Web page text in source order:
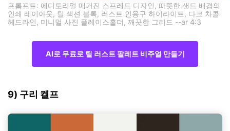
프롬프트: 에디토리얼 매거진 스프레드 디자인, 따뜻한 샌드 배경의
인쇄 레이아웃, 틸 섹션 블록, 러스트 인용구 하이라이트, 다크 차콜
헤드라인, 미니멀 사진 플레이스홀더, 깨끗한 그리드 --ar 4:3
AI로 무료로 틸 러스트 팔레트 비주얼 만들기
9) 구리 켈프